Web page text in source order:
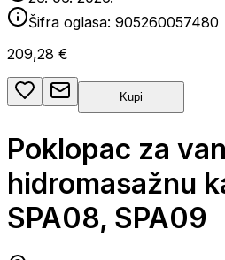
Šifra oglasa: 905260057480
209,28 €
Kupi
Poklopac za
hidromasažnu
SPA08, SPA09